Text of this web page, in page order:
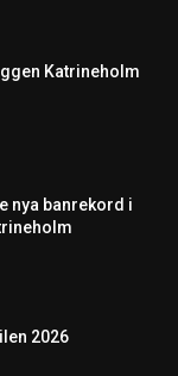
Katrineholm
nya banrekord i
2026